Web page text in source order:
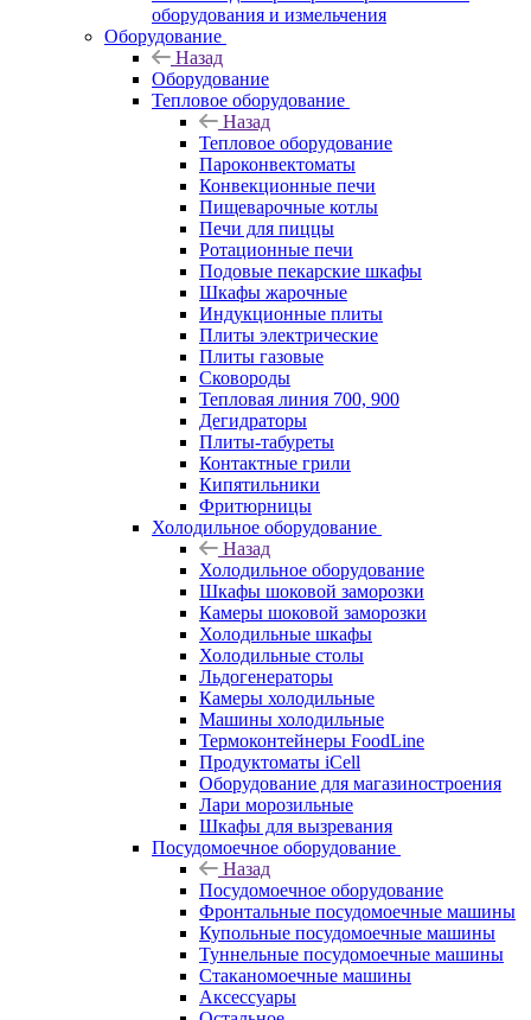
оборудования и измельчения
Оборудование
Назад
Оборудование
Тепловое оборудование
Назад
Тепловое оборудование
Пароконвектоматы
Конвекционные печи
Пищеварочные котлы
Печи для пиццы
Ротационные печи
Подовые пекарские шкафы
Шкафы жарочные
Индукционные плиты
Плиты электрические
Плиты газовые
Сковороды
Тепловая линия 700, 900
Дегидраторы
Плиты-табуреты
Контактные грили
Кипятильники
Фритюрницы
Холодильное оборудование
Назад
Холодильное оборудование
Шкафы шоковой заморозки
Камеры шоковой заморозки
Холодильные шкафы
Холодильные столы
Льдогенераторы
Камеры холодильные
Машины холодильные
Термоконтейнеры FoodLine
Продуктоматы iCell
Оборудование для магазиностроения
Лари морозильные
Шкафы для вызревания
Посудомоечное оборудование
Назад
Посудомоечное оборудование
Фронтальные посудомоечные машины
Купольные посудомоечные машины
Туннельные посудомоечные машины
Стаканомоечные машины
Аксессуары